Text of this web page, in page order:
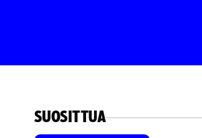
SUOSITTUA